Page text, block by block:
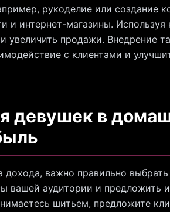
рукоделие или создание
и интернет-магазины.
увеличить продажи. Внедрение
с клиентами и
девушек в
дохода, важно правильно
вашей аудитории и предложить
шитьем, предложите